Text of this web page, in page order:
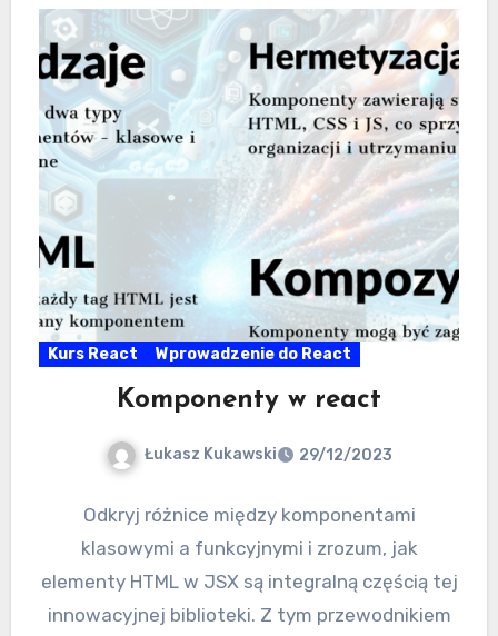
Kurs React Wprowadzenie do React
Komponenty w react
Łukasz Kukawski 29/12/2023
Odkryj różnice między komponentami
klasowymi a funkcyjnymi i zrozum, jak
elementy HTML w JSX są integralną częścią tej
innowacyjnej biblioteki. Z tym przewodnikiem